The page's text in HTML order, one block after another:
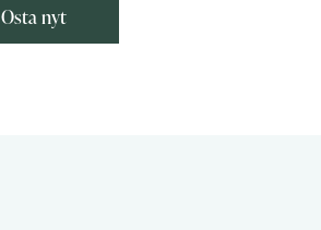
Osta nyt